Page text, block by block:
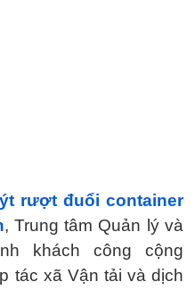
rượt đuổi container
, Trung tâm Quản lý và
khách công cộng
tác xã Vận tải và dịch